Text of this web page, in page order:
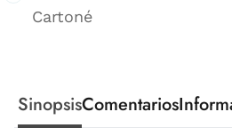
Cartoné
SinopsisComentarios